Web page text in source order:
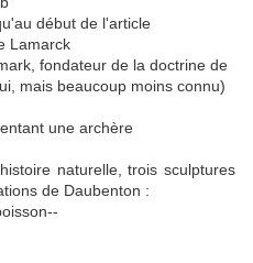
début de l'article
fondateur de la doctrine de
mais beaucoup moins connu)
une archère
naturelle, trois sculptures
de Daubenton :